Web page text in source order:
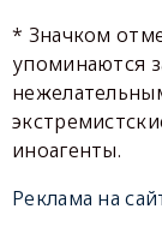
* Значком
упоминаются
иноагенты.
Реклама на